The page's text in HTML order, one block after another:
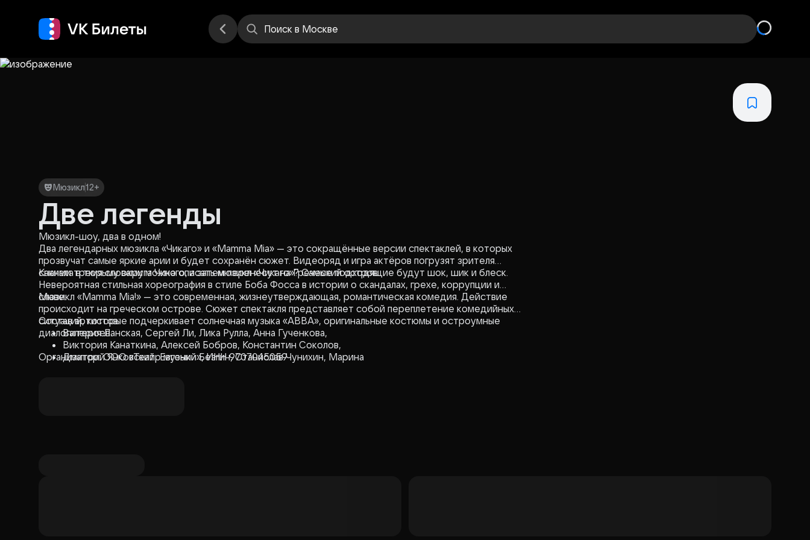
Поиск в Москве
Мюзикл12+
Две легенды
Мюзикл-шоу, два в одном!
Два легендарных мюзикла «Чикаго» и «Mamma Mia» — это сокращённые версии спектаклей, в которых
прозвучат самые яркие арии и будет сохранён сюжет. Видеоряд и игра актёров погрузят зрителя
сначала в тюрьму округа Чикаго, а затем перенесут на Греческий остров.
Какими тремя словами можно описать мюзикл «Чикаго»? Самые подходящие будут шок, шик и блеск.
Невероятная стильная хореография в стиле Боба Фосса в истории о скандалах, грехе, коррупции и
славе.
Мюзикл «Mamma Mia!» — это современная, жизнеутверждающая, романтическая комедия. Действие
происходит на греческом острове. Сюжет спектакля представляет собой переплетение комедийных
ситуаций, которые подчеркивает солнечная музыка «ABBA», оригинальные костюмы и остроумные
диалоги героев.
Состав артистов:
Валерия Ланская, Сергей Ли, Лика Рулла, Анна Гученкова,
Виктория Канаткина, Алексей Бобров, Константин Соколов,
Дмитрий Янковский, Евгений Безгин, Станислав Чунихин, Марина
Организатор: ООО «Театр музыки», ИНН 9707045059